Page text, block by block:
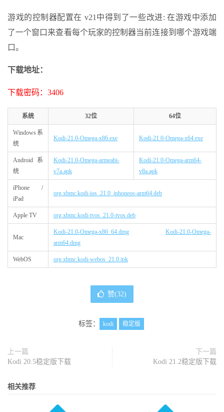
游戏的控制器配置在 v21中得到了一些改进: 在游戏中添加
了一个窗口来查看每个玩家的控制器当前连接到哪个游戏端
口。
下载地址：
下载密码：3406
系统 32位 64位
Windows系
统
Kodi-21.0-Omega-x86.exe Kodi-21.0-Omega-x64.exe
Android系
统
Kodi-21.0-Omega-armeabi-
v7a.apk
Kodi-21.0-Omega-arm64-
v8a.apk
iPhone /
iPad
org.xbmc.kodi-ios_21.0_iphoneos-arm64.deb
Apple TV org.xbmc.kodi-tvos_21.0-tvos.deb
Mac
Kodi-21.0-Omega-x86_64.dmg
Kodi-21.0-Omega-
arm64.dmg
WebOS org.xbmc.kodi-webos_21.0.ipk
赞(32)
标签： kodi 稳定版
上一篇
Kodi 20.5稳定版下载
下一篇
Kodi 21.2稳定版下载
相关推荐